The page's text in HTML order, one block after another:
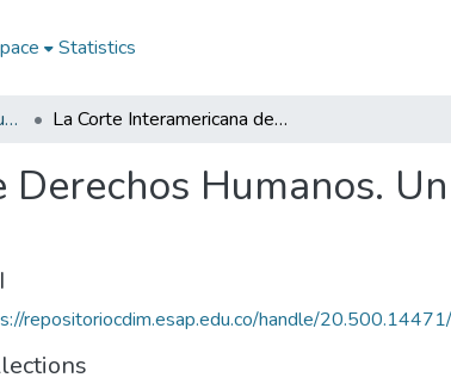
Statistics
Documentos Derechos Humanos La Corte Interamericana de Derechos Humanos. Un cuarto de siglo : 1979 - 2004
Humanos.
repositoriocdim.esap.edu.co/handle/